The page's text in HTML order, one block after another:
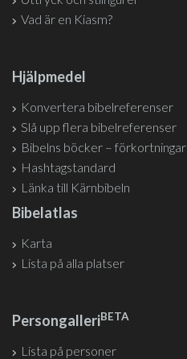
Vad är en Kiasm?
Hjälpmedel
Konvertera bibelreferenser
Slå upp flera bibelreferenser
Bibelns böcker – förkortningar
Hashtagstandard
Länka till Kärnbibeln
Bibelatlas
Karta
Lista på alla platser
PersongalleriBETA
Lista på personer